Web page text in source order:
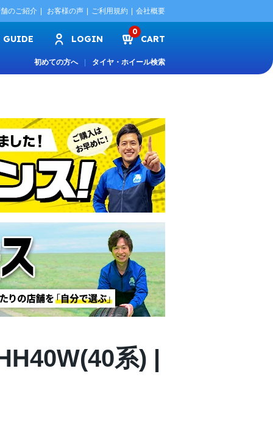
のご紹介 お客様の声 ご利用規約 会社概要
GUIDE LOGIN
0
CART
初めての方へ タイヤ・ホイール検索
系) |